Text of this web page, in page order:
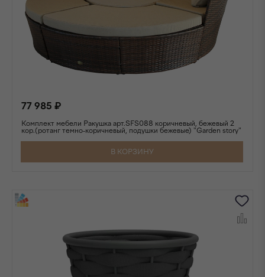
77 985 ₽
Комплект мебели Ракушка арт.SFS088 коричневый, бежевый 2
кор.(ротанг темно-коричневый, подушки бежевые) "Garden story"
В КОРЗИНУ